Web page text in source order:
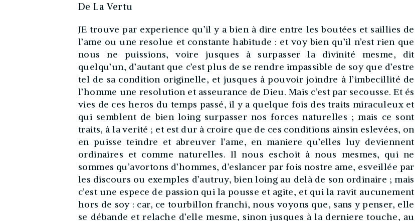
De La Vertu
JE trouve par experience qu’il y a bien à dire entre les boutées et saillies de
l’ame ou une resolue et constante habitude : et voy bien qu’il n’est rien que
nous ne puissions, voire jusques à surpasser la divinité mesme, dit
quelqu’un, d’autant que c’est plus de se rendre impassible de soy que d’estre
tel de sa condition originelle, et jusques à pouvoir joindre à l’imbecillité de
l’homme une resolution et asseurance de Dieu. Mais c’est par secousse. Et és
vies de ces heros du temps passé, il y a quelque fois des traits miraculeux et
qui semblent de bien loing surpasser nos forces naturelles ; mais ce sont
traits, à la verité ; et est dur à croire que de ces conditions ainsin eslevées, on
en puisse teindre et abreuver l’ame, en maniere qu’elles luy deviennent
ordinaires et comme naturelles. Il nous eschoit à nous mesmes, qui ne
sommes qu’avortons d’hommes, d’eslancer par fois nostre ame, esveillée par
les discours ou exemples d’autruy, bien loing au delà de son ordinaire ; mais
c’est une espece de passion qui la pousse et agite, et qui la ravit aucunement
hors de soy : car, ce tourbillon franchi, nous voyons que, sans y penser, elle
se débande et relache d’elle mesme, sinon jusques à la derniere touche, au